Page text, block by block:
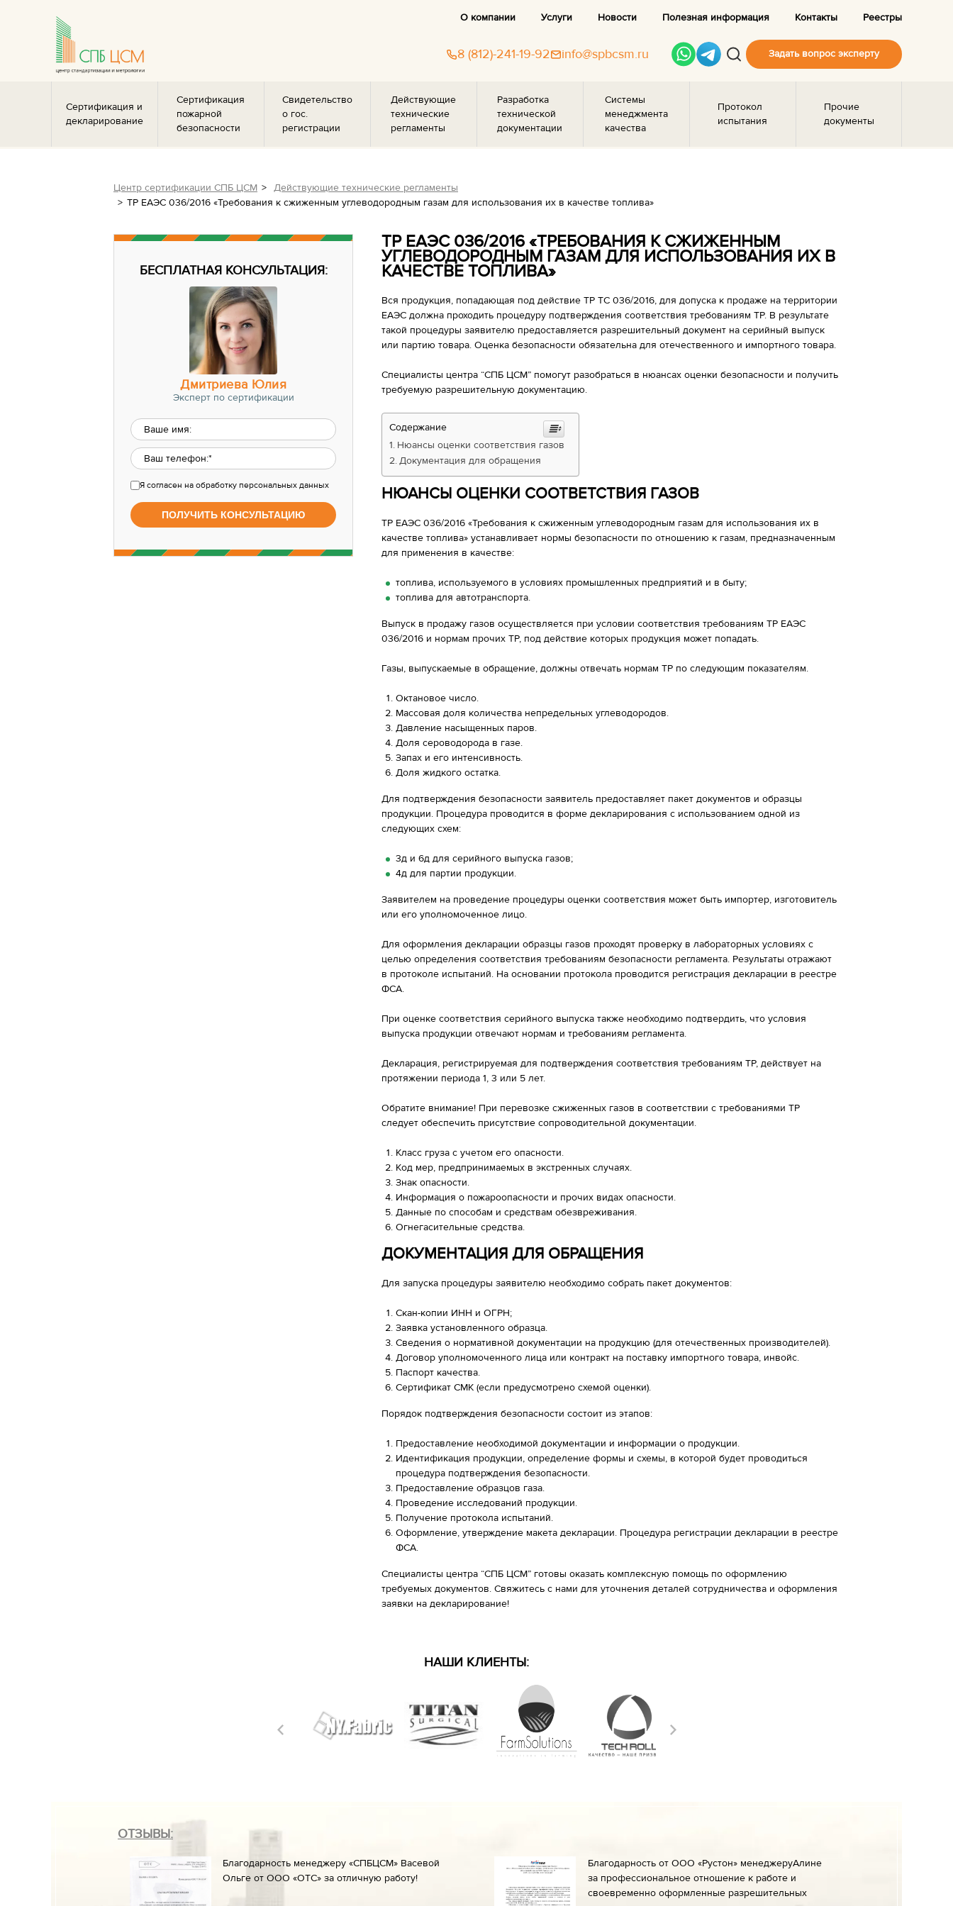
О компании Услуги Новости Полезная информация Контакты Реестры
8 (812)-241-19-92 info@spbcsm.ru Задать вопрос эксперту
Сертификация и
декларирование
Сертификация
пожарной
безопасности
Свидетельство
о гос.
регистрации
Действующие
технические
регламенты
Разработка
технической
документации
Системы
менеджмента
качества
Протокол
испытания
Прочие
документы
Центр сертификации СПБ ЦСМ
Действующие технические регламенты
ТР ЕАЭС 036/2016 «Требования к сжиженным углеводородным газам для использования их в качестве топлива»
БЕСПЛАТНАЯ КОНСУЛЬТАЦИЯ:
Дмитриева Юлия
Эксперт по сертификации
Я согласенна обработку персональных данных
ТР ЕАЭС 036/2016 «ТРЕБОВАНИЯ К СЖИЖЕННЫМ
УГЛЕВОДОРОДНЫМ ГАЗАМ ДЛЯ ИСПОЛЬЗОВАНИЯ ИХ В
КАЧЕСТВЕ ТОПЛИВА»
Вся продукция, попадающая под действие ТР ТС 036/2016, для допуска к продаже на территории
ЕАЭС должна проходить процедуру подтверждения соответствия требованиям ТР. В результате
такой процедуры заявителю предоставляется разрешительный документ на серийный выпуск
или партию товара. Оценка безопасности обязательна для отечественного и импортного товара.
Специалисты центра “СПБ ЦСМ” помогут разобраться в нюансах оценки безопасности и получить
требуемую разрешительную документацию.
Содержание
Нюансы оценки соответствия газов
Документация для обращения
НЮАНСЫ ОЦЕНКИ СООТВЕТСТВИЯ ГАЗОВ
ТР ЕАЭС 036/2016 «Требования к сжиженным углеводородным газам для использования их в
качестве топлива» устанавливает нормы безопасности по отношению к газам, предназначенным
для применения в качестве:
топлива, используемого в условиях промышленных предприятий и в быту;
топлива для автотранспорта.
Выпуск в продажу газов осуществляется при условии соответствия требованиям ТР ЕАЭС
036/2016 и нормам прочих ТР, под действие которых продукция может попадать.
Газы, выпускаемые в обращение, должны отвечать нормам ТР по следующим показателям.
Октановое число.
Массовая доля количества непредельных углеводородов.
Давление насыщенных паров.
Доля сероводорода в газе.
Запах и его интенсивность.
Доля жидкого остатка.
Для подтверждения безопасности заявитель предоставляет пакет документов и образцы
продукции. Процедура проводится в форме декларирования с использованием одной из
следующих схем:
3д и 6д для серийного выпуска газов;
4д для партии продукции.
Заявителем на проведение процедуры оценки соответствия может быть импортер, изготовитель
или его уполномоченное лицо.
Для оформления декларации образцы газов проходят проверку в лабораторных условиях с
целью определения соответствия требованиям безопасности регламента. Результаты отражают
в протоколе испытаний. На основании протокола проводится регистрация декларации в реестре
ФСА.
При оценке соответствия серийного выпуска также необходимо подтвердить, что условия
выпуска продукции отвечают нормам и требованиям регламента.
Декларация, регистрируемая для подтверждения соответствия требованиям ТР, действует на
протяжении периода 1, 3 или 5 лет.
Обратите внимание! При перевозке сжиженных газов в соответствии с требованиями ТР
следует обеспечить присутствие сопроводительной документации.
Класс груза с учетом его опасности.
Код мер, предпринимаемых в экстренных случаях.
Знак опасности.
Информация о пожароопасности и прочих видах опасности.
Данные по способам и средствам обезвреживания.
Огнегасительные средства.
ДОКУМЕНТАЦИЯ ДЛЯ ОБРАЩЕНИЯ
Для запуска процедуры заявителю необходимо собрать пакет документов:
Скан-копии ИНН и ОГРН;
Заявка установленного образца.
Сведения о нормативной документации на продукцию (для отечественных производителей).
Договор уполномоченного лица или контракт на поставку импортного товара, инвойс.
Паспорт качества.
Сертификат СМК (если предусмотрено схемой оценки).
Порядок подтверждения безопасности состоит из этапов:
Предоставление необходимой документации и информации о продукции.
Идентификация продукции, определение формы и схемы, в которой будет проводиться
процедура подтверждения безопасности.
Предоставление образцов газа.
Проведение исследований продукции.
Получение протокола испытаний.
Оформление, утверждение макета декларации. Процедура регистрации декларации в реестре
ФСА.
Специалисты центра “СПБ ЦСМ” готовы оказать комплексную помощь по оформлению
требуемых документов. Свяжитесь с нами для уточнения деталей сотрудничества и оформления
заявки на декларирование!
НАШИ КЛИЕНТЫ:
ОТЗЫВЫ:
Благодарность менеджеру «СПБЦСМ» Васевой
Ольге от ООО «ОТС» за отличную работу!
Благодарность от ООО «Рустон» менеджеруАлине
за профессиональное отношение к работе и
своевременно оформленные разрешительных